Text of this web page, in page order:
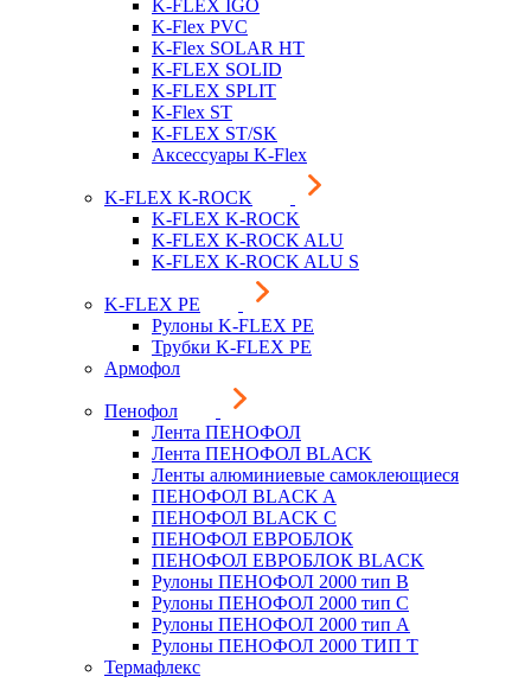
K-FLEX IGO
K-Flex PVC
K-Flex SOLAR HT
K-FLEX SOLID
K-FLEX SPLIT
K-Flex ST
K-FLEX ST/SK
Аксессуары K-Flex
K-FLEX K-ROCK
K-FLEX K-ROCK
K-FLEX K-ROCK ALU
K-FLEX K-ROCK ALU S
K-FLEX PE
Рулоны K-FLEX PE
Трубки K-FLEX PE
Армофол
Пенофол
Лента ПЕНОФОЛ
Лента ПЕНОФОЛ BLACK
Ленты алюминиевые самоклеющиеся
ПЕНОФОЛ BLACK A
ПЕНОФОЛ BLACK С
ПЕНОФОЛ ЕВРОБЛОК
ПЕНОФОЛ ЕВРОБЛОК BLACK
Рулоны ПЕНОФОЛ 2000 тип B
Рулоны ПЕНОФОЛ 2000 тип C
Рулоны ПЕНОФОЛ 2000 тип А
Рулоны ПЕНОФОЛ 2000 ТИП Т
Термафлекс